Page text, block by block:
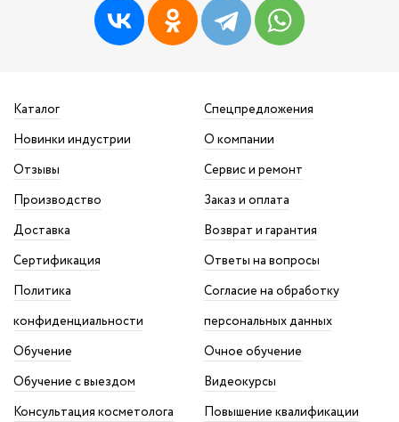
Каталог
Спецпредложения
Новинки индустрии
О компании
Отзывы
Сервис и ремонт
Производство
Заказ и оплата
Доставка
Возврат и гарантия
Сертификация
Ответы на вопросы
Политика
конфиденциальности
Согласие на обработку
персональных данных
Обучение
Очное обучение
Обучение с выездом
Видеокурсы
Консультация косметолога
Повышение квалификации